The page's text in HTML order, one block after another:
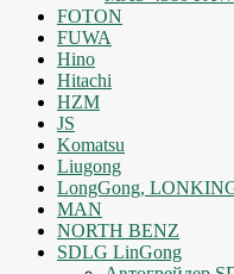
FOTON
FUWA
Hino
Hitachi
HZM
JS
Komatsu
Liugong
LongGong,
MAN
NORTH BENZ
SDLG LinGong